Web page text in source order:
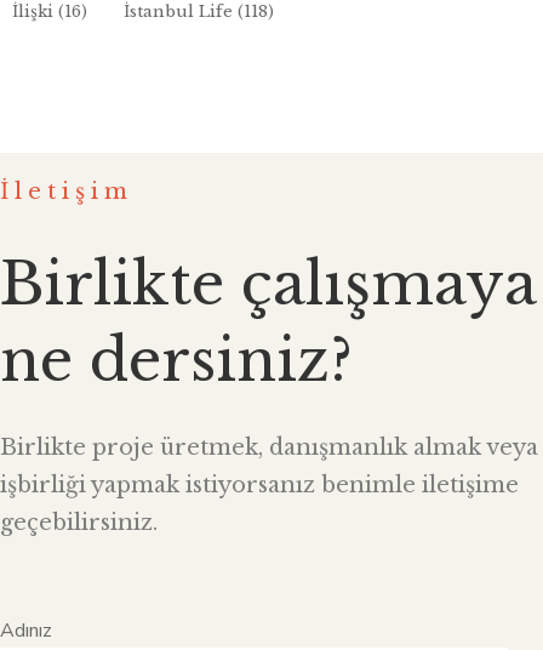
İlişki (16) İstanbul Life (118)
İletişim
Birlikte çalışmaya
ne dersiniz?
Birlikte proje üretmek, danışmanlık almak veya
işbirliği yapmak istiyorsanız benimle iletişime
geçebilirsiniz.
Adınız